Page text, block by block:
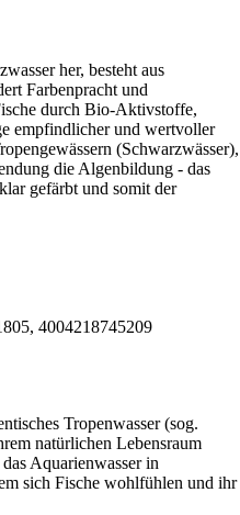
her, besteht aus
Farbenpracht und
durch Bio-Aktivstoffe,
empfindlicher und wertvoller
(Schwarzwässer),
die Algenbildung - das
gefärbt und somit der
4004218745209
Tropenwasser (sog.
natürlichen Lebensraum
Aquarienwasser in
sich Fische wohlfühlen und ihr